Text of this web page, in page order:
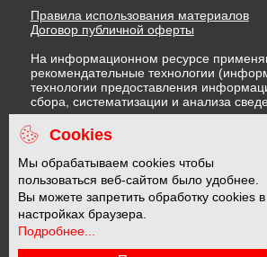
Правила использования материалов
Договор публичной оферты
На информационном ресурсе
рекомендательные технологии
технологии предоставления
сбора, систематизации и анализа
относящихся к предпочтениям
"Интернет", находящихся на
Федерации)
Правила применения
Политика в отношении обработки
Политика обработки файлов cookie
16 +
Cookies
Мы обрабатываем cookies чтобы
пользоваться веб-сайтом было удобнее.
Вы можете запретить обработку cookies в
настройках браузера.
Подробнее...